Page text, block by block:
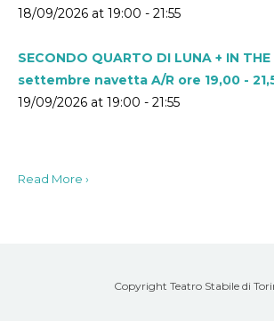
18/09/2026 at 19:00 - 21:55
SECONDO QUARTO DI LUNA + IN THE
settembre navetta A/R ore 19,00 -
19/09/2026 at 19:00 - 21:55
Read More ›
Copyright Teatro Stabile di